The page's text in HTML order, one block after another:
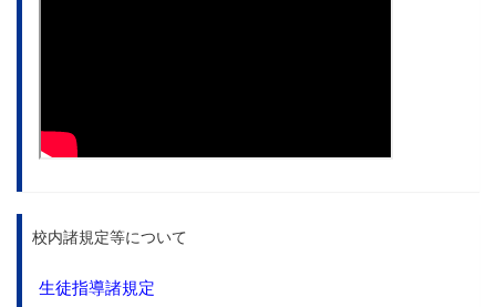
校内諸規定等について
生徒指導諸規定